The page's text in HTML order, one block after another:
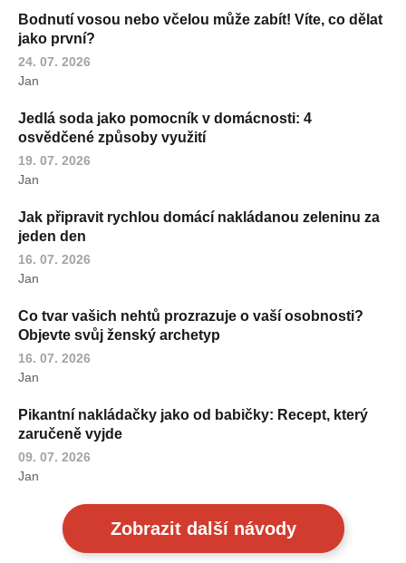
Bodnutí vosou nebo včelou může zabít! Víte, co dělat
jako první?
24. 07. 2026
Jan
Jedlá soda jako pomocník v domácnosti: 4
osvědčené způsoby využití
19. 07. 2026
Jan
Jak připravit rychlou domácí nakládanou zeleninu za
jeden den
16. 07. 2026
Jan
Co tvar vašich nehtů prozrazuje o vaší osobnosti?
Objevte svůj ženský archetyp
16. 07. 2026
Jan
Pikantní nakládačky jako od babičky: Recept, který
zaručeně vyjde
09. 07. 2026
Jan
Zobrazit další návody